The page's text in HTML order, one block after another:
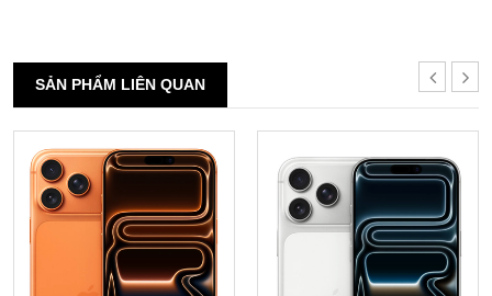
SẢN PHẨM LIÊN QUAN